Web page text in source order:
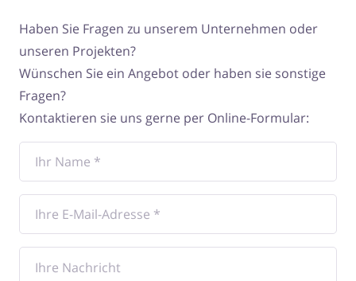
Haben Sie Fragen zu unserem Unternehmen oder
unseren Projekten?
Wünschen Sie ein Angebot oder haben sie sonstige
Fragen?
Kontaktieren sie uns gerne per Online-Formular: